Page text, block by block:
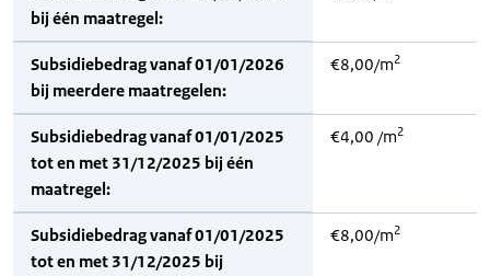
bij één maatregel:
Subsidiebedrag vanaf 01/01/2026
bij meerdere maatregelen:
€8,00/m2
Subsidiebedrag vanaf 01/01/2025
tot en met 31/12/2025 bij één
maatregel:
€4,00 /m2
Subsidiebedrag vanaf 01/01/2025
tot en met 31/12/2025 bij
€8,00/m2